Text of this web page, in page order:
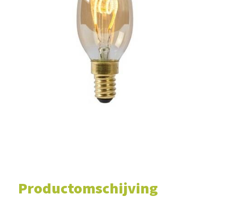
LOGIN / REGISTER
WINKELWAGEN
Productomschijving